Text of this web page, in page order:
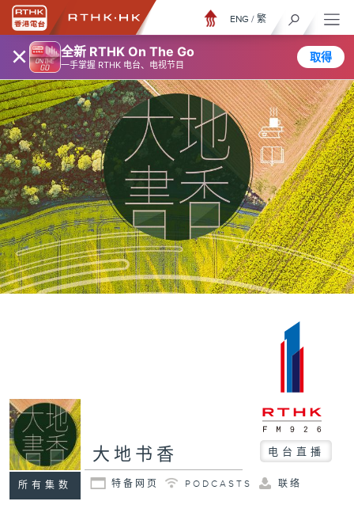
× 全新 RTHK On The Go
一手掌握 RTHK 电台、电视节目
取得
ENG / 繁
所有集数
大地书香 电台直播
特备网页 PODCASTS 联络